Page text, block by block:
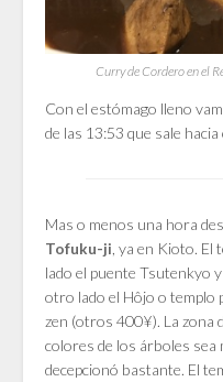
Curry de Cordero en el
Con el estómago lleno
de las 13:53 que sale
Mas o menos una hora
Tofuku-ji , ya en Kioto.
ladoel puenteTsutenkyo
otro lado el Hôjo o templo
zen (otros 400¥). La zona
colores de los árboles
decepcionó bastante. El